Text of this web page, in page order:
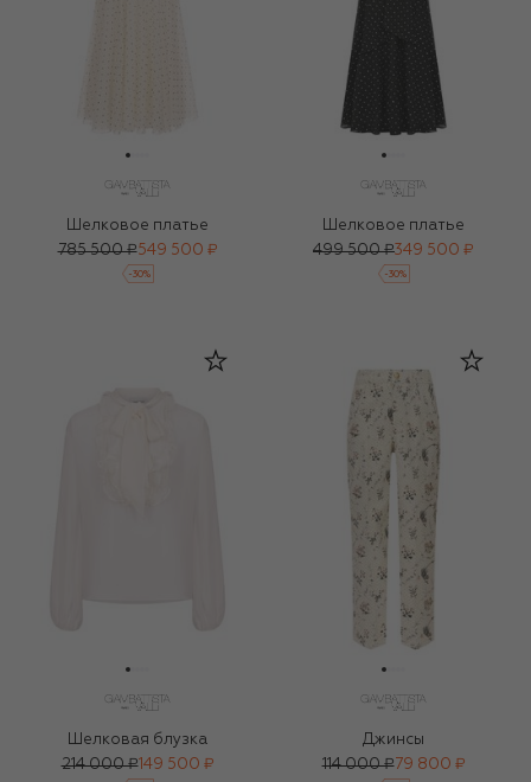
Шелковое платье
785 500 ₽549 500 ₽
-30%
Шелковое платье
499 500 ₽349 500 ₽
-30%
Шелковая блузка
214 000 ₽149 500 ₽
Джинсы
114 000 ₽79 800 ₽